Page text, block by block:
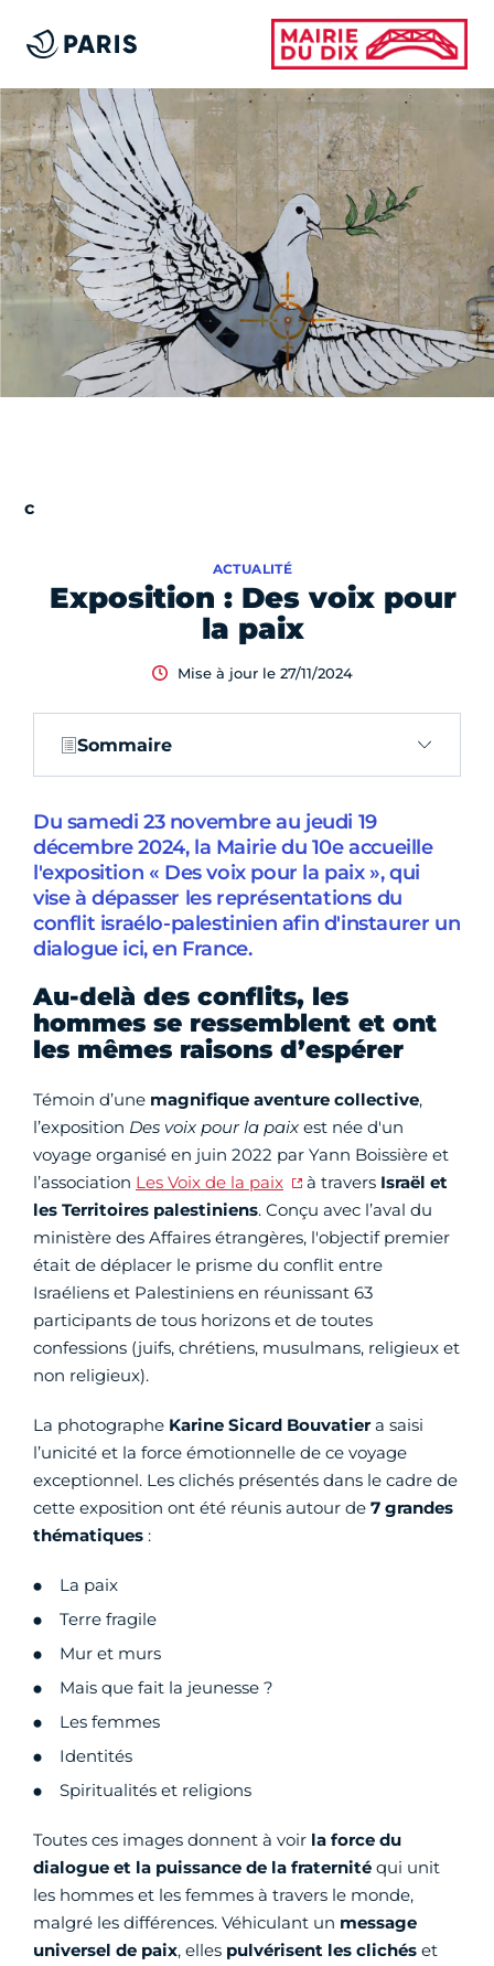
Exposition : Des voix pour
la paix
ACTUALITÉ
Mise à jour le 27/11/2024
Sommaire
Du samedi 23 novembre au jeudi 19
décembre 2024, la Mairie du 10e accueille
l'exposition « Des voix pour la paix », qui
vise à dépasser les représentations du
conflit israélo-palestinien afin d'instaurer un
dialogue ici, en France.
Au-delà des conflits, les
hommes se ressemblent et ont
les mêmes raisons d’espérer
Témoin d’une magnifique aventure collective,
l’exposition Des voix pour la paix est née d'un
voyage organisé en juin 2022 par Yann Boissière et
l’association Les Voix de la paix à travers Israël et
les Territoires palestiniens. Conçu avec l’aval du
ministère des Affaires étrangères, l'objectif premier
était de déplacer le prisme du conflit entre
Israéliens et Palestiniens en réunissant 63
participants de tous horizons et de toutes
confessions (juifs, chrétiens, musulmans, religieux et
non religieux).
La photographe Karine Sicard Bouvatiera saisi
l’unicité et la force émotionnelle de ce voyage
exceptionnel. Les clichés présentés dans le cadre de
cette exposition ont été réunis autour de 7 grandes
thématiques :
La paix
Terre fragile
Mur et murs
Mais que fait la jeunesse ?
Les femmes
Identités
Spiritualités et religions
Toutes ces images donnent à voir la force du
dialogue et la puissance de la fraternité qui unit
les hommes et les femmes à travers le monde,
malgré les différences. Véhiculant un message
universel de paix, elles pulvérisent les clichés et